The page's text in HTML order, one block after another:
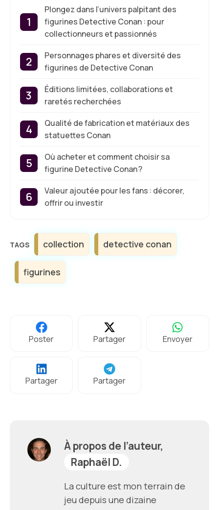
Plongez dans l’univers palpitant des
figurines Detective Conan : pour
collectionneurs et passionnés
Personnages phares et diversité des
figurines de Detective Conan
Éditions limitées, collaborations et
raretés recherchées
Qualité de fabrication et matériaux des
statuettes Conan
Où acheter et comment choisir sa
figurine Detective Conan ?
Valeur ajoutée pour les fans : décorer,
offrir ou investir
Étiquettes
collection detective conan
figurines
Poster Partager Envoyer
Partager Partager
À propos de l’auteur,
Raphaël D.
La culture est mon terrain de
jeu depuis une dizaine